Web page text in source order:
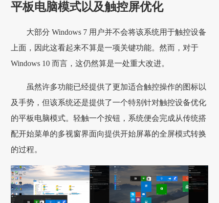
平板电脑模式以及触控屏优化
大部分 Windows 7 用户并不会将该系统用于触控设备
上面，因此这看起来不算是一项关键功能。然而，对于
Windows 10 而言，这仍然算是一处重大改进。
虽然许多功能已经提供了更加适合触控操作的图标以
及手势，但该系统还是提供了一个特别针对触控设备优化
的平板电脑模式。轻触一个按钮，系统便会完成从传统搭
配开始菜单的多视窗界面向提供开始屏幕的全屏模式转换
的过程。